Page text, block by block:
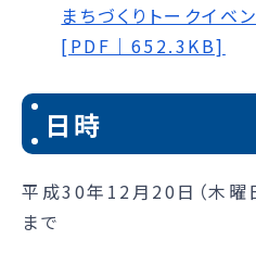
まちづくりトークイベ
[PDF｜652.3KB]
日時
平成30年12月20日（木曜
まで